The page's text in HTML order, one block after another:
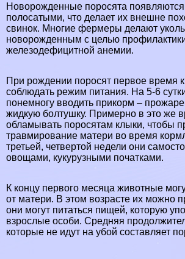
Новорожденные поросята
полосатыми, что делает их внешне
свинок. Многие фермеры делают
новорожденным с целью
железодефицитной анемии.
При рождении поросят первое время
соблюдать режим питания. На 5-6
понемногу вводить прикорм –
жидкую болтушку. Примерно в это же
обламывать поросятам клыки, чтобы
травмирование матери во время
третьей, четвертой недели они
овощами, кукурузными початками.
К концу первого месяца животные
от матери. В этом возрасте их можно
они могут питаться пищей, которую
взрослые особи. Средняя
которые не идут на убой составляет